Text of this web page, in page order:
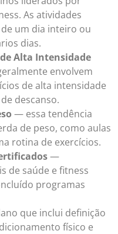
As atividades
um dia inteiro ou
dias.
Alta Intensidade
envolvem
de alta intensidade
descanso.
— essa tendência
de peso, como aulas
rotina de exercícios.
—
de saúde e fitness
programas
que inclui definição
físico e